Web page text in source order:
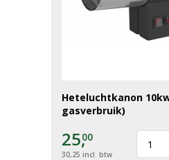
Heteluchtkanon
gasverbruik)
25,00
30,25 incl. btw